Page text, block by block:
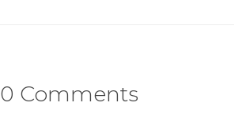
0 Comments